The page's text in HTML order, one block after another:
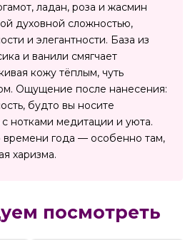
ладан, роза и жасмин
духовной сложностью,
и элегантности. База из
и ванили смягчает
кожу тёплым, чуть
Ощущение после нанесения:
будто вы носите
нотками медитации и уюта.
года — особенно там,
харизма.
посмотреть